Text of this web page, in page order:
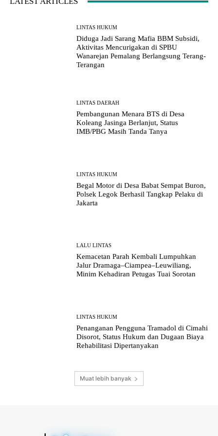
LINTAS HUKUM
Diduga Jadi Sarang Mafia BBM Subsidi,
Aktivitas Mencurigakan di SPBU
Wanarejan Pemalang Berlangsung Terang-
Terangan
LINTAS DAERAH
Pembangunan Menara BTS di Desa
Koleang Jasinga Berlanjut, Status
IMB/PBG Masih Tanda Tanya
LINTAS HUKUM
Begal Motor di Desa Babat Sempat Buron,
Polsek Legok Berhasil Tangkap Pelaku di
Jakarta
LALU LINTAS
Kemacetan Parah Kembali Lumpuhkan
Jalur Dramaga–Ciampea–Leuwiliang,
Minim Kehadiran Petugas Tuai Sorotan
LINTAS HUKUM
Penanganan Pengguna Tramadol di Cimahi
Disorot, Status Hukum dan Dugaan Biaya
Rehabilitasi Dipertanyakan
Muat lebih banyak